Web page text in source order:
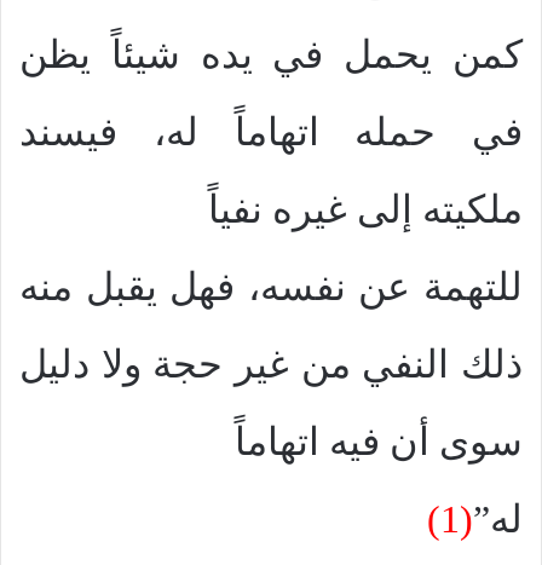
كمن يحمل في يده شيئاً يظن
في حمله اتهاماً له، فيسند
ملكيته إلى غيره نفياً
للتهمة عن نفسه، فهل يقبل منه
ذلك النفي من غير حجة ولا دليل
سوى أن فيه اتهاماً
له”(1)